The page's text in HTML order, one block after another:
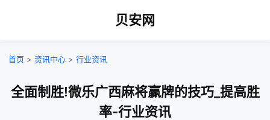
贝安网
首页 > 资讯中心 > 行业资讯
全面制胜!微乐广西麻将赢牌的技巧_提高胜
率-行业资讯